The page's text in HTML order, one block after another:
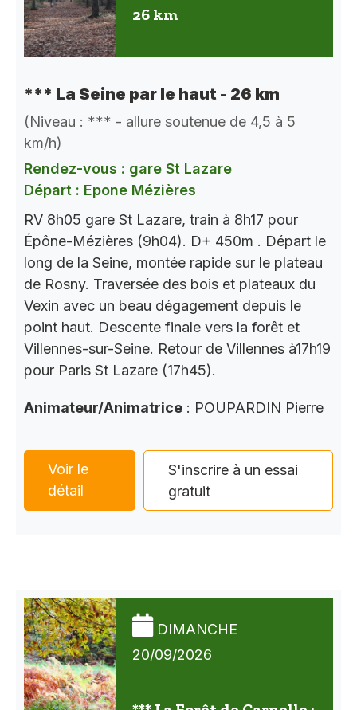
26 km
*** La Seine par le haut - 26 km
(Niveau : *** - allure soutenue de 4,5 à 5
km/h)
Rendez-vous : gare St Lazare
Départ : Epone Mézières
RV 8h05 gare St Lazare, train à 8h17 pour
Épône-Mézières (9h04). D+ 450m . Départ le
long de la Seine, montée rapide sur le plateau
de Rosny. Traversée des bois et plateaux du
Vexin avec un beau dégagement depuis le
point haut. Descente finale vers la forêt et
Villennes-sur-Seine. Retour de Villennes à17h19
pour Paris St Lazare (17h45).
Animateur/Animatrice : POUPARDIN Pierre
Voir le
détail
S'inscrire à un essai
gratuit
DIMANCHE
20/09/2026